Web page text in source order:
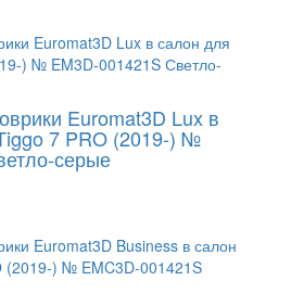
Euromat3D Lux в
7 PRO (2019-) №
серые